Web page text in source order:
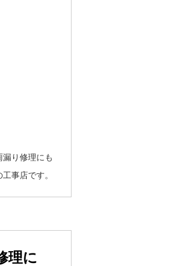
り修理にも
事店です。
理に